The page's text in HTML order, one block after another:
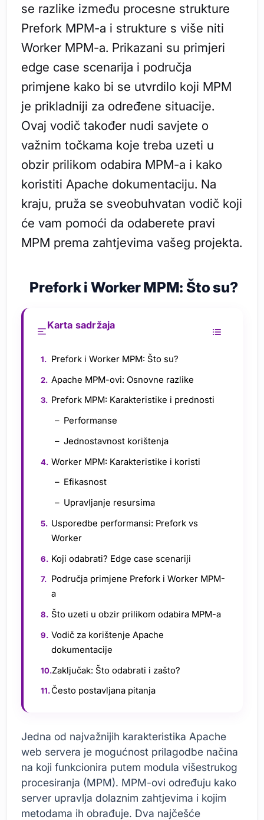
se razlike između procesne strukture
Prefork MPM-a i strukture s više niti
Worker MPM-a. Prikazani su primjeri
edge case scenarija i područja
primjene kako bi se utvrdilo koji MPM
je prikladniji za određene situacije.
Ovaj vodič također nudi savjete o
važnim točkama koje treba uzeti u
obzir prilikom odabira MPM-a i kako
koristiti Apache dokumentaciju. Na
kraju, pruža se sveobuhvatan vodič koji
će vam pomoći da odaberete pravi
MPM prema zahtjevima vašeg projekta.
Prefork i Worker MPM: Što su?
Karta sadržaja
Prefork i Worker MPM: Što su?
Apache MPM-ovi: Osnovne razlike
Prefork MPM: Karakteristike i prednosti
Performanse
Jednostavnost korištenja
Worker MPM: Karakteristike i koristi
Efikasnost
Upravljanje resursima
Usporedbe performansi: Prefork vs
Worker
Koji odabrati? Edge case scenariji
Područja primjene Prefork i Worker MPM-
a
Što uzeti u obzir prilikom odabira MPM-a
Vodič za korištenje Apache
dokumentacije
Zaključak: Što odabrati i zašto?
Često postavljana pitanja
Jedna od najvažnijih karakteristika Apache
web servera je mogućnost prilagodbe načina
na koji funkcionira putem modula višestrukog
procesiranja (MPM). MPM-ovi određuju kako
server upravlja dolaznim zahtjevima i kojim
metodama ih obrađuje. Dva najčešće